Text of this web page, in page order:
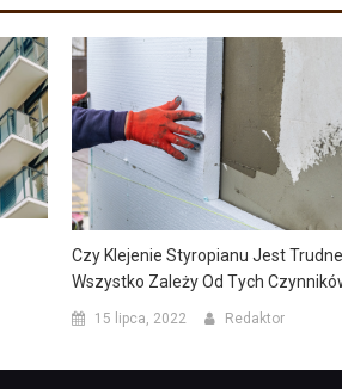
Czy Klejenie Styropianu Jest
Wszystko Zależy Od Tych
15 lipca, 2022 Redaktor